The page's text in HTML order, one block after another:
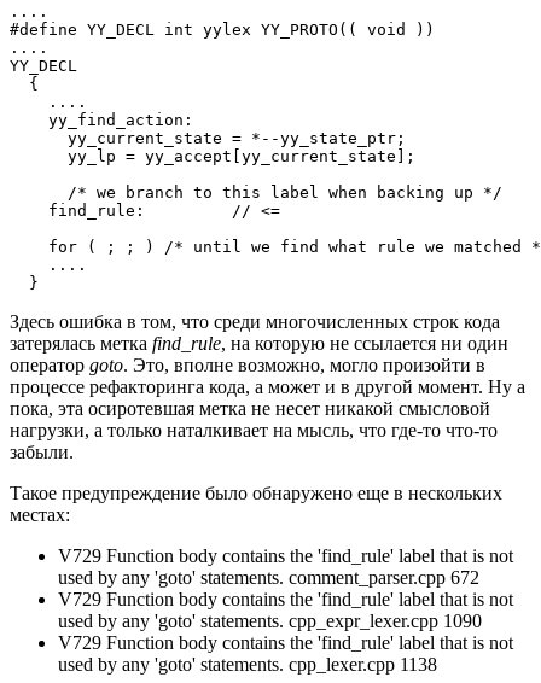
....
#define YY_DECL int yylex YY_PROTO(( void ))
....
YY_DECL
  {
    ....
    yy_find_action:
      yy_current_state = *--yy_state_ptr;
      yy_lp = yy_accept[yy_current_state];
      /* we branch to this label when backing up */
    find_rule:         // <=
for ( ; ; ) /* until we find what rule we matched
    ....
  }
Здесь ошибка в том, что среди многочисленных строк кода
затерялась метка find_rule, на которую не ссылается ни один
оператор goto. Это, вполне возможно, могло произойти в
процессе рефакторинга кода, а может и в другой момент. Ну а
пока, эта осиротевшая метка не несет никакой смысловой
нагрузки, а только наталкивает на мысль, что где-то что-то
забыли.
Такое предупреждение было обнаружено еще в нескольких
местах:
V729 Function body contains the 'find_rule' label that is not
used by any 'goto' statements. comment_parser.cpp 672
V729 Function body contains the 'find_rule' label that is not
used by any 'goto' statements. cpp_expr_lexer.cpp 1090
V729 Function body contains the 'find_rule' label that is not
used by any 'goto' statements. cpp_lexer.cpp 1138